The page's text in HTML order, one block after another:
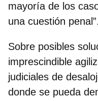
mayoría de los
una cuestión penal”.
Sobre posibles
imprescindible
judiciales de
donde se pueda